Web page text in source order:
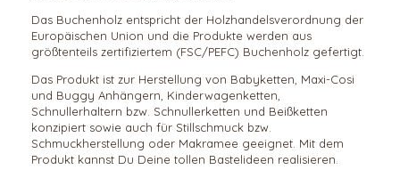
Das Buchenholz entspricht der Holzhandelsverordnung der
Europäischen Union und die Produkte werden aus
größtenteils zertifiziertem (FSC/PEFC) Buchenholz gefertigt.
Das Produkt ist zur Herstellung von Babyketten, Maxi-Cosi
und Buggy Anhängern, Kinderwagenketten,
Schnullerhaltern bzw. Schnullerketten und Beißketten
konzipiert sowie auch für Stillschmuck bzw.
Schmuckherstellung oder Makramee geeignet. Mit dem
Produkt kannst Du Deine tollen Bastelideen realisieren.